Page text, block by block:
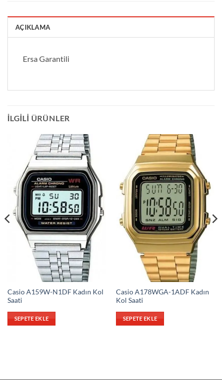
AÇIKLAMA
Ersa Garantili
İLGILI ÜRÜNLER
Casio A159W-N1DF Kadın Kol
Saati
SEPETE EKLE
Casio A178WGA-1ADF Kadın
Kol Saati
SEPETE EKLE